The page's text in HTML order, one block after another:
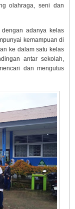
olahraga, seni dan
adanya kelas
kemampuan di
ke dalam satu kelas
antar sekolah,
dan mengutus